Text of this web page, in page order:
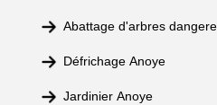
Abattage d'arbres
Défrichage Anoye
Jardinier Anoye